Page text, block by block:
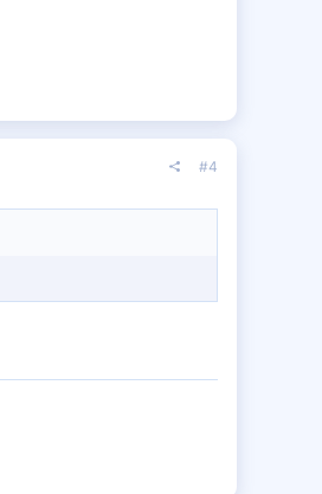
#4